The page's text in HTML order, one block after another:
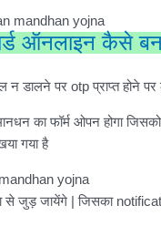
ऑनलाइन कैसे
डालने पर otp प्राप्त होने
का फॉर्म ओपन होगा
गया है
जुड़ जायेंगे | जिसका